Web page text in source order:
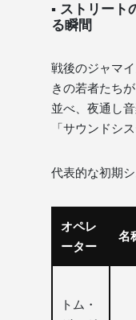
▪ ストリート
る瞬間
戦後のジャマ
きの若者たち
並べ、夜通し
「サウンドシ
代表的な初期シ
オペレ
ーター
名
トム・